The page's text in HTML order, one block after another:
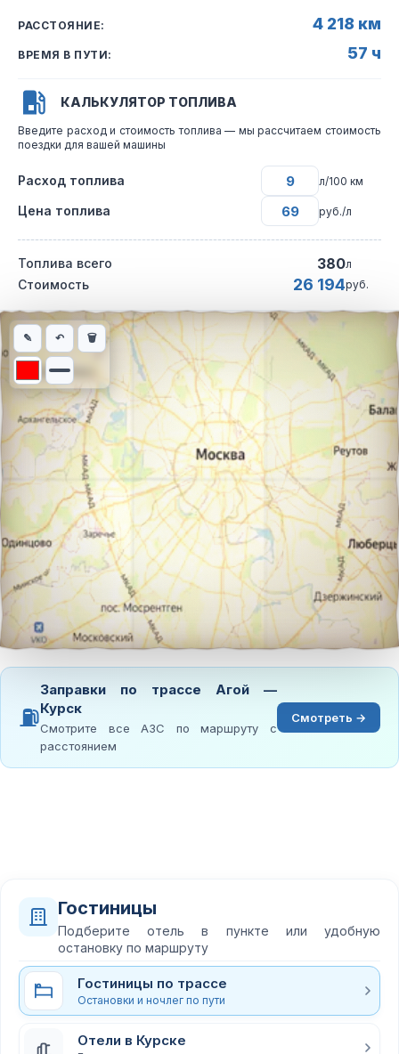
РАССТОЯНИЕ: 4 218 км
ВРЕМЯ В ПУТИ: 57 ч
КАЛЬКУЛЯТОР ТОПЛИВА
Введите расход и стоимость топлива — мы рассчитаем стоимость
поездки для вашей машины
Расход топлива л/100 км
Цена топлива руб./л
Топлива всего 380л
Стоимость 26 194руб.
Интерактивная карта автомобильного маршрута из города
✎ ↶ 🗑
⛽
Заправки по трассе Агой —
Курск
Смотрите все АЗС по маршруту с
расстоянием
Смотреть →
Гостиницы
Подберите отель в пункте или удобную
остановку по маршруту
Гостиницы по трассе
Остановки и ночлег по пути
Отели в Курске